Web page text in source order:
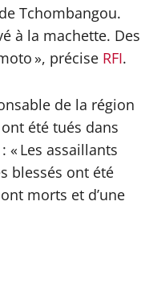
Tchombangou.
à la machette. Des
», précise RFI.
de la région
été tués dans
« Les assaillants
blessés ont été
morts et d’une